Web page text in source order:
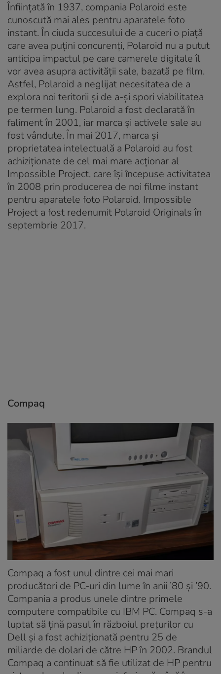
Înființată în 1937, compania Polaroid este
cunoscută mai ales pentru aparatele foto
instant. În ciuda succesului de a cuceri o piață
care avea puțini concurenți, Polaroid nu a putut
anticipa impactul pe care camerele digitale îl
vor avea asupra activității sale, bazată pe film.
Astfel, Polaroid a neglijat necesitatea de a
explora noi teritorii și de a-și spori viabilitatea
pe termen lung. Polaroid a fost declarată în
faliment în 2001, iar marca și activele sale au
fost vândute. În mai 2017, marca și
proprietatea intelectuală a Polaroid au fost
achiziționate de cel mai mare acționar al
Impossible Project, care își începuse activitatea
în 2008 prin producerea de noi filme instant
pentru aparatele foto Polaroid. Impossible
Project a fost redenumit Polaroid Originals în
septembrie 2017.
Compaq
Compaq a fost unul dintre cei mai mari
producători de PC-uri din lume în anii ’80 și ’90.
Compania a produs unele dintre primele
computere compatibile cu IBM PC. Compaq s-a
luptat să țină pasul în războiul prețurilor cu
Dell și a fost achiziționată pentru 25 de
miliarde de dolari de către HP în 2002. Brandul
Compaq a continuat să fie utilizat de HP pentru